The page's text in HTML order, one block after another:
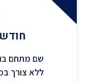
שם מתחם
ללא צורך